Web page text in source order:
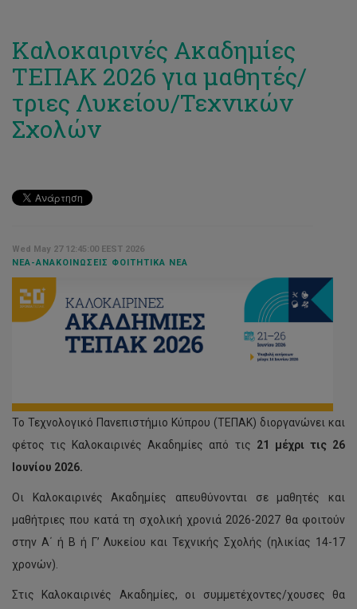
Καλοκαιρινές Ακαδημίες
ΤΕΠΑΚ 2026 για μαθητές/
τριες Λυκείου/Τεχνικών
Σχολών
Wed May 27 12:45:00 EEST 2026
ΝΈΑ-ΑΝΑΚΟΙΝΏΣΕΙΣ ΦΟΙΤΗΤΙΚΆ ΝΈΑ
Το Τεχνολογικό Πανεπιστήμιο Κύπρου (ΤΕΠΑΚ) διοργανώνει και
φέτος τις Καλοκαιρινές Ακαδημίες από τις 21 μέχρι τις 26
Ιουνίου 2026.
Οι Καλοκαιρινές Ακαδημίες απευθύνονται σε μαθητές και
μαθήτριες που κατά τη σχολική χρονιά 2026-2027 θα φοιτούν
στην Α΄ ή Β ή Γ’ Λυκείου και Τεχνικής Σχολής (ηλικίας 14-17
χρονών).
Στις Καλοκαιρινές Ακαδημίες, οι συμμετέχοντες/χουσες θα